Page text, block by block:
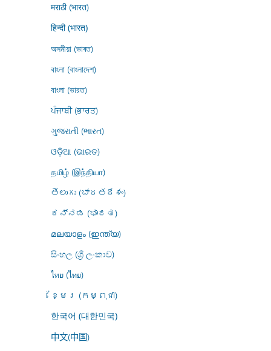
मराठी (भारत)
हिन्दी (भारत)
অসমীয়া (ভাৰত)
বাংলা (বাংলাদেশ)
বাংলা (ভারত)
ਪੰਜਾਬੀ (ਭਾਰਤ)
ગુજરાતી (ભારત)
ଓଡ଼ିଆ (ଭାରତ)
தமிழ் (இந்தியா)
తెలుగు (భారతదేశం)
ಕನ್ನಡ (ಭಾರತ)
മലയാളം (ഇന്ത്യ)
සිංහල (ශ්‍රී ලංකාව)
ไทย (ไทย)
ខ្មែរ (កម្ពុជា)
한국어 (대한민국)
中文(中国)